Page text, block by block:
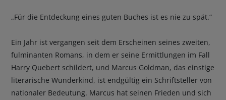
„Für die Entdeckung eines guten Buches ist es nie zu spät.“
Ein Jahr ist vergangen seit dem Erscheinen seines zweiten,
fulminanten Romans, in dem er seine Ermittlungen im Fall
Harry Quebert schildert, und Marcus Goldman, das einstige
literarische Wunderkind, ist endgültig ein Schriftsteller von
nationaler Bedeutung. Marcus hat seinen Frieden und sich